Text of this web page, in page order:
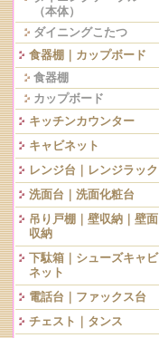
（本体）
ダイニングこたつ
食器棚｜カップボード
食器棚
カップボード
キッチンカウンター
キャビネット
レンジ台｜レンジラック
洗面台｜洗面化粧台
吊り戸棚｜壁収納｜壁面
収納
下駄箱｜シューズキャビ
ネット
電話台｜ファックス台
チェスト｜タンス